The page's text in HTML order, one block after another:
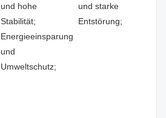
und hohe
Stabilität;
Energieeinsparung
und
Umweltschutz;
und starke
Entstörung;